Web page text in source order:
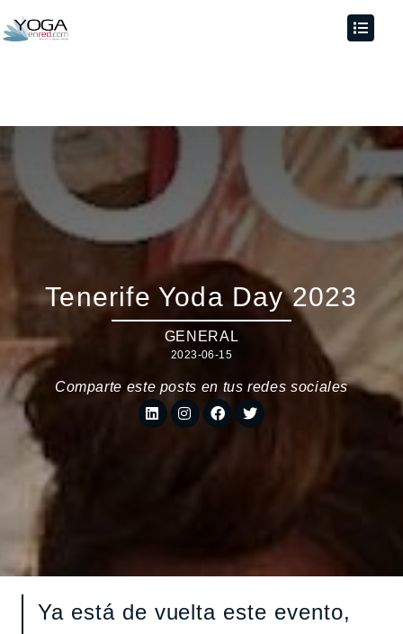
Tenerife Yoda Day 2023
GENERAL
2023-06-15
Comparte este posts en tus redes sociales
Ya está de vuelta este evento,